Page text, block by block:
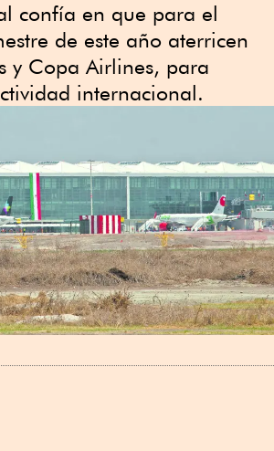
confía en que para el
de este año aterricen
y Copa Airlines, para
internacional.